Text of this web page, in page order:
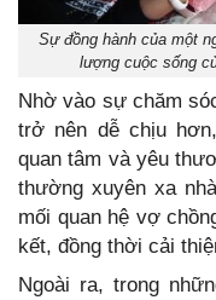
Sự đồng hành của một
lượng cuộc sống
Nhờ vào sự chăm
trở nên dễ chịu
quan tâm và yêu
thường xuyên xa
mối quan hệ vợ
kết, đồng thời cải
Ngoài ra, trong